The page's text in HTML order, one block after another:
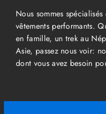
Nous sommes
vêtements performants.
en famille, un trek au
Asie, passez nous voir:
dont vous avez besoin